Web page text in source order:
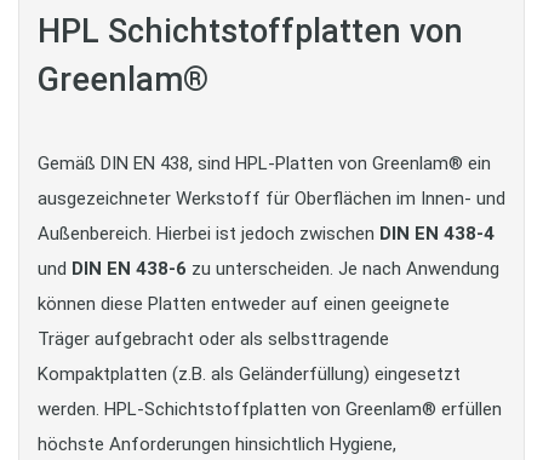
HPL Schichtstoffplatten von
Greenlam®
Gemäß DIN EN 438, sind HPL-Platten von Greenlam® ein
ausgezeichneter Werkstoff für Oberflächen im Innen- und
Außenbereich. Hierbei ist jedoch zwischen DIN EN 438-4
und DIN EN 438-6 zu unterscheiden. Je nach Anwendung
können diese Platten entweder auf einen geeignete
Träger aufgebracht oder als selbsttragende
Kompaktplatten (z.B. als Geländerfüllung) eingesetzt
werden. HPL-Schichtstoffplatten von Greenlam® erfüllen
höchste Anforderungen hinsichtlich Hygiene,